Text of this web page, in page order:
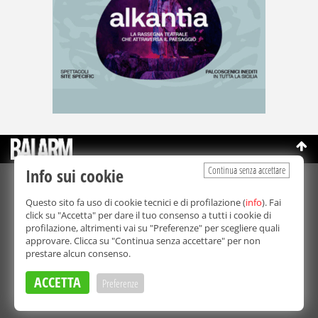
©Copyright 2003-2026
Bmedia Srl
- P.IVA 07064240828
La riproduzione totale o parziale di tutti i contenuti, in qualunque
forma, su qualsiasi supporto è proibita.
Balarm.it è una testata giornalistica registrata. Autorizzazione del
Tribunale di Palermo n° 32 del 21/10/2003
Direttore responsabile:
Continua senza accettare
Info sui cookie
Questo sito fa uso di cookie tecnici e di profilazione (info). Fai
click su "Accetta" per dare il tuo consenso a tutti i cookie di
profilazione, altrimenti vai su "Preferenze" per scegliere quali
approvare. Clicca su "Continua senza accettare" per non
prestare alcun consenso.
ACCETTA Preferenze